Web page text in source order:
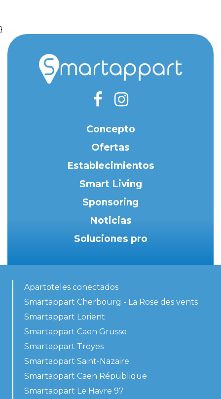
}
Concepto
Ofertas
Establecimientos
Smart Living
Sponsoring
Noticias
Soluciones pro
Apartoteles conectados
Smartappart Cherbourg - La Rose des vents
Smartappart Lorient
Smartappart Caen Grusse
Smartappart Troyes
Smartappart Saint-Nazaire
Smartappart Caen République
Smartappart Le Havre 97